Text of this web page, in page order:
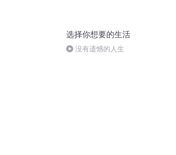
选择你想要的生活
没有遗憾的人生